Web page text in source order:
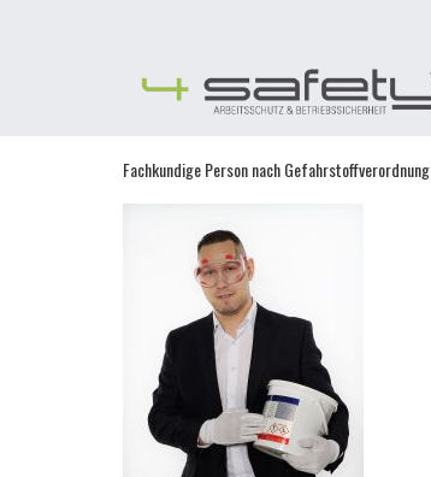
Fachkundige Person nach Gefahrstoffverordnung